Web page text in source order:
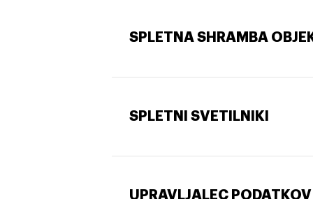
SPLETNA SHRAMBA
SPLETNI SVETILNIKI
UPRAVLJALEC PODATKOV